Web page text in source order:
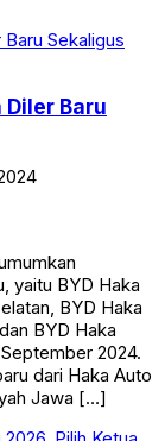
Diler Baru
yaitu BYD Haka
BYD Haka
BYD Haka
2024.
dari Haka Auto
Jawa […]